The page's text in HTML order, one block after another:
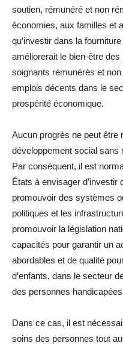
soutien, rémunéré et non
économies, aux familles et
qu’investir dans la
améliorerait le bien-être
soignants rémunérés et
emplois décents dans le
prospérité économique.
Aucun progrès ne peut être
développement social sans
Par conséquent, il est
États à envisager
promouvoir des systèmes
politiques et les
promouvoir la législation
capacités pour garantir un
abordables et de qualité
d’enfants, dans le secteur
des personnes
Dans ce cas, il est
soins des personnes tout